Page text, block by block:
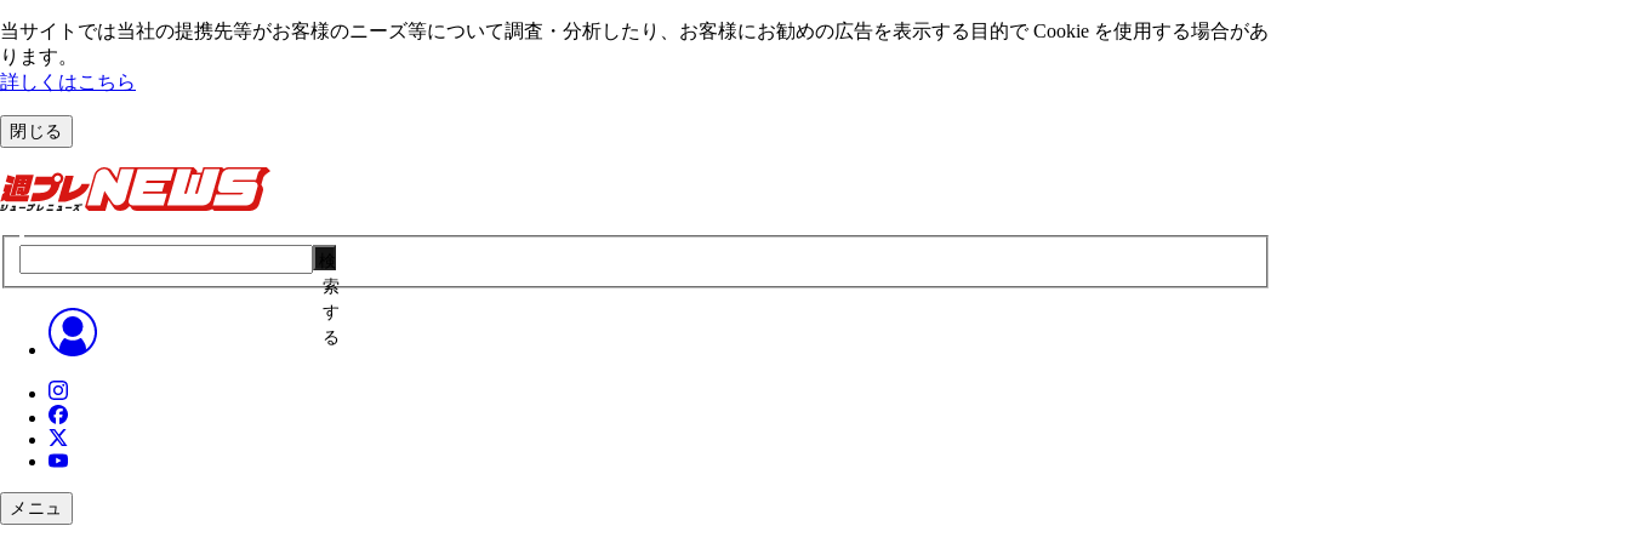
当サイトでは当社の提携先等がお客様のニーズ等について調査・分析したり、お客様にお勧めの広告を表⽰する⽬的で Cookie を使⽤する場合があ
ります。
詳しくはこちら
閉じる
索
す
る
メニュ